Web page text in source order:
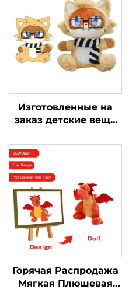
Изготовленные на
заказ детские вещи
плюшевые куклы
производитель
плюшевых игрушек
на заказ
Горячая Распродажа
Мягкая Плюшевая